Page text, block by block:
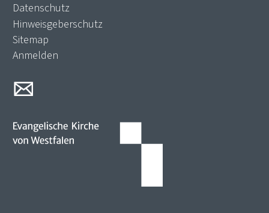
Datenschutz
Hinweisgeberschutz
Sitemap
Anmelden